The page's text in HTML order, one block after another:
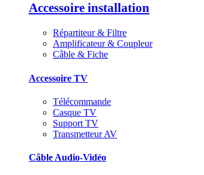
Accessoire installation
Répartiteur & Filtre
Amplificateur & Coupleur
Câble & Fiche
Accessoire TV
Télécommande
Casque TV
Support TV
Transmetteur AV
Câble Audio-Vidéo